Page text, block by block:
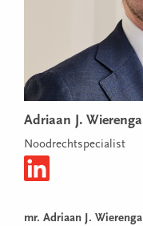
Adriaan J. Wierenga
Noodrechtspecialist
mr. Adriaan J. Wierenga